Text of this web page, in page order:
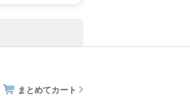
まとめてカート